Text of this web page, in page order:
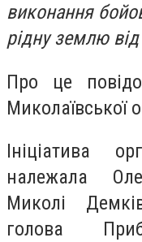
виконання
рідну землю від
Про це
Миколаївської
Ініціатива
належала
Миколі
голова